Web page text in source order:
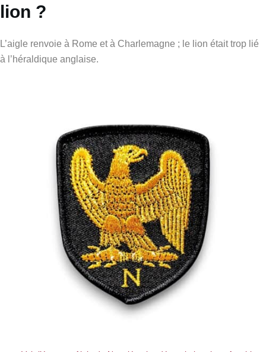
lion ?
L’aigle renvoie à Rome et à Charlemagne ; le lion était trop lié
à l’héraldique anglaise.